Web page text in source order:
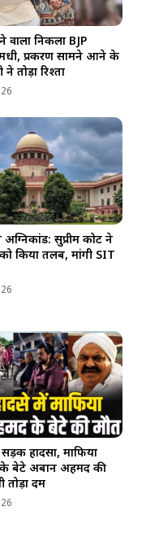
वाला निकला BJP
प्रकरण सामने आने के
ने तोड़ा रिश्ता
सुप्रीम कोर्ट ने
किया तलब, मांगी SIT
हादसा, माफिया
बेटे अबान अहमद की
तोड़ा दम